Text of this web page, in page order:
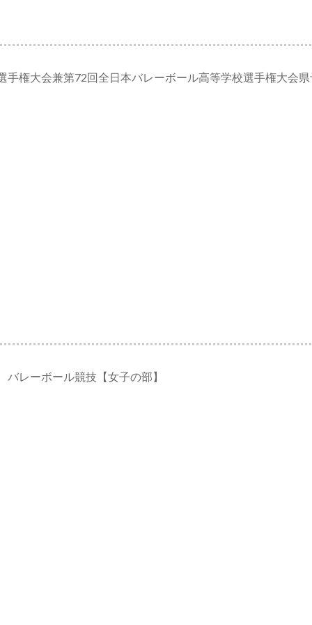
手権大会兼第72回全日本バレーボール高等学校選手権大会
レーボール競技【女子の部】